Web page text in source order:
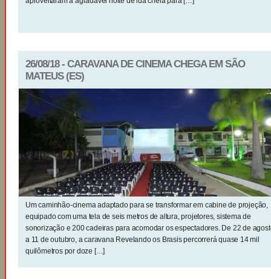
26/08/18 - CARAVANA DE CINEMA CHEGA EM SÃO
MATEUS (ES)
Um caminhão-cinema adaptado para se transformar em cabine de projeção,
equipado com uma tela de seis metros de altura, projetores, sistema de
sonorização e 200 cadeiras para acomodar os espectadores. De 22 de
a 11 de outubro, a caravana Revelando os Brasis percorrerá quase 14 mil
quilômetros por doze […]